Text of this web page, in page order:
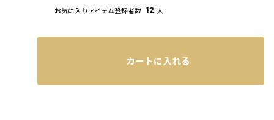
お気に入りアイテム登録者数 12 人
カートに入れる